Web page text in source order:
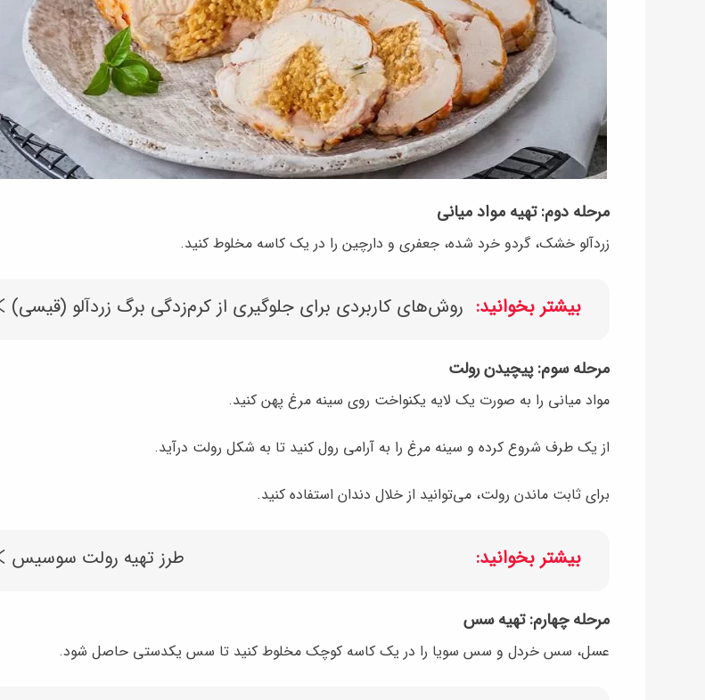
مرحله دوم: تهیه مواد میانی
زردآلو خشک، گردو خرد شده، جعفری و دارچین را در یک کاسه مخلوط کنید.
بیشتر بخوانید: روش‌های کاربردی برای جلوگیری از کرم‌زدگی برگ زردآلو (قیسی)
مرحله سوم: پیچیدن رولت
مواد میانی را به صورت یک لایه یکنواخت روی سینه مرغ پهن کنید.
از یک طرف شروع کرده و سینه مرغ را به آرامی رول کنید تا به شکل رولت درآید.
برای ثابت ماندن رولت، می‌توانید از خلال دندان استفاده کنید.
بیشتر بخوانید: طرز تهیه رولت سوسیس
مرحله چهارم: تهیه سس
عسل، سس خردل و سس سویا را در یک کاسه کوچک مخلوط کنید تا سس یکدستی حاصل شود.